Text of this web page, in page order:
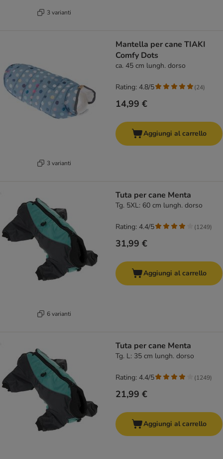
3 varianti
3 varianti
Mantella per cane TIAKI
Comfy Dots
ca. 45 cm lungh. dorso
14,99 €
Rating: 4.8/5 (24)
Aggiungi al carrello
6 varianti
Tuta per cane Menta
Tg. 5XL: 60 cm lungh. dorso
31,99 €
Rating: 4.4/5 (1249)
Aggiungi al carrello
Tuta per cane Menta
Tg. L: 35 cm lungh. dorso
21,99 €
Rating: 4.4/5 (1249)
Aggiungi al carrello